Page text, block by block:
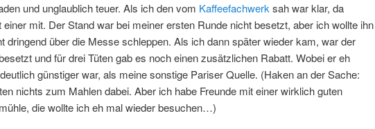
und unglaublich teuer. Als ich den vom Kaffeefachwerksah war klar, da
mit. Der Stand war bei meiner ersten Runde nicht besetzt, aber ich wollte ihn
dringend über die Messe schleppen. Als ich dann später wieder kam, war der
und für drei Tüten gab es noch einen zusätzlichen Rabatt. Wobei er eh
günstiger war, als meine sonstige Pariser Quelle. (Haken an der Sache:
nichts zum Mahlen dabei. Aber ich habe Freunde mit einer wirklich guten
die wollte ich eh mal wieder besuchen…)